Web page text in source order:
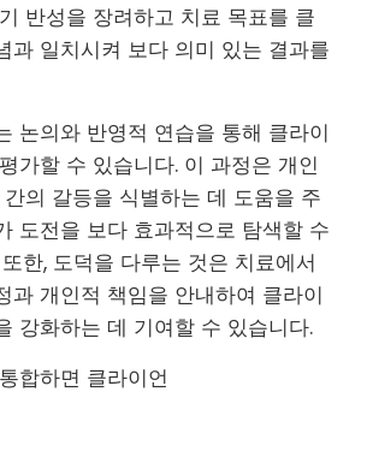
반성을 장려하고 치료 목표를 클
과 일치시켜 보다 의미 있는 결과를
논의와 반영적 연습을 통해 클라이
가할 수 있습니다. 이 과정은 개인
의 갈등을 식별하는 데 도움을 주
도전을 보다 효과적으로 탐색할 수
한, 도덕을 다루는 것은 치료에서
과 개인적 책임을 안내하여 클라이
강화하는 데 기여할 수 있습니다.
합하면 클라이언